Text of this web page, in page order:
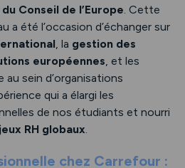
Conseil de l’Europe. Cette
a été l’occasion d’échanger sur
, la gestion des
européennes, et les
sein d’organisations
qui a élargi les
de nos étudiants et nourri
RH globaux.
chez Carrefour :